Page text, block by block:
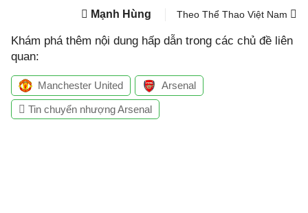
Mạnh Hùng Theo Thể Thao Việt Nam
Khám phá thêm nội dung hấp dẫn trong các chủ đề liên
quan:
Manchester United Arsenal
Tin chuyển nhượng Arsenal